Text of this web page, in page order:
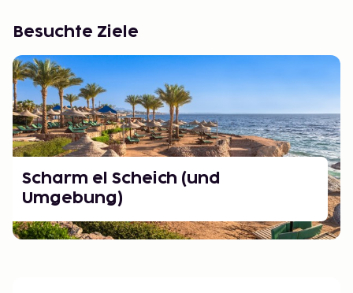
Besuchte Ziele
Scharm el Scheich (und
Umgebung)